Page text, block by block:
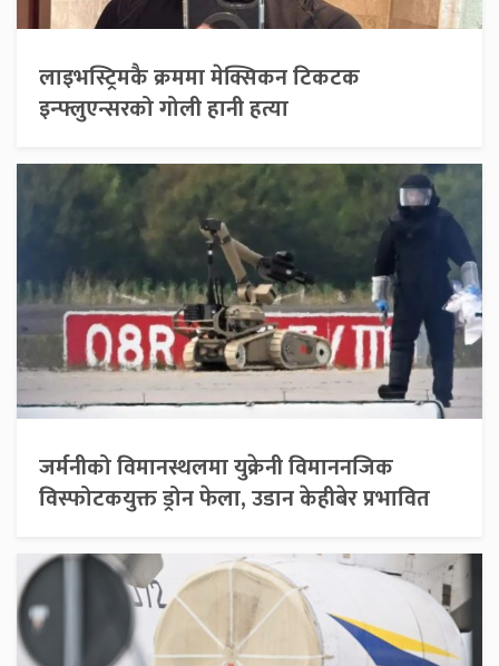
लाइभस्ट्रिमकै क्रममा मेक्सिकन टिकटक
इन्फ्लुएन्सरको गोली हानी हत्या
जर्मनीको विमानस्थलमा युक्रेनी विमाननजिक
विस्फोटकयुक्त ड्रोन फेला, उडान केहीबेर प्रभावित